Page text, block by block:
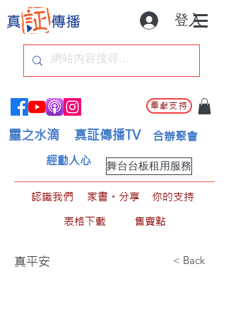
登入
奉獻支持
靈之水滴 真証傳播TV 合辦聚會
舞台台板租用服務
經動人心
認識我們 家書。分享
你的支持
表格下載
售賣點
真平安 < Back